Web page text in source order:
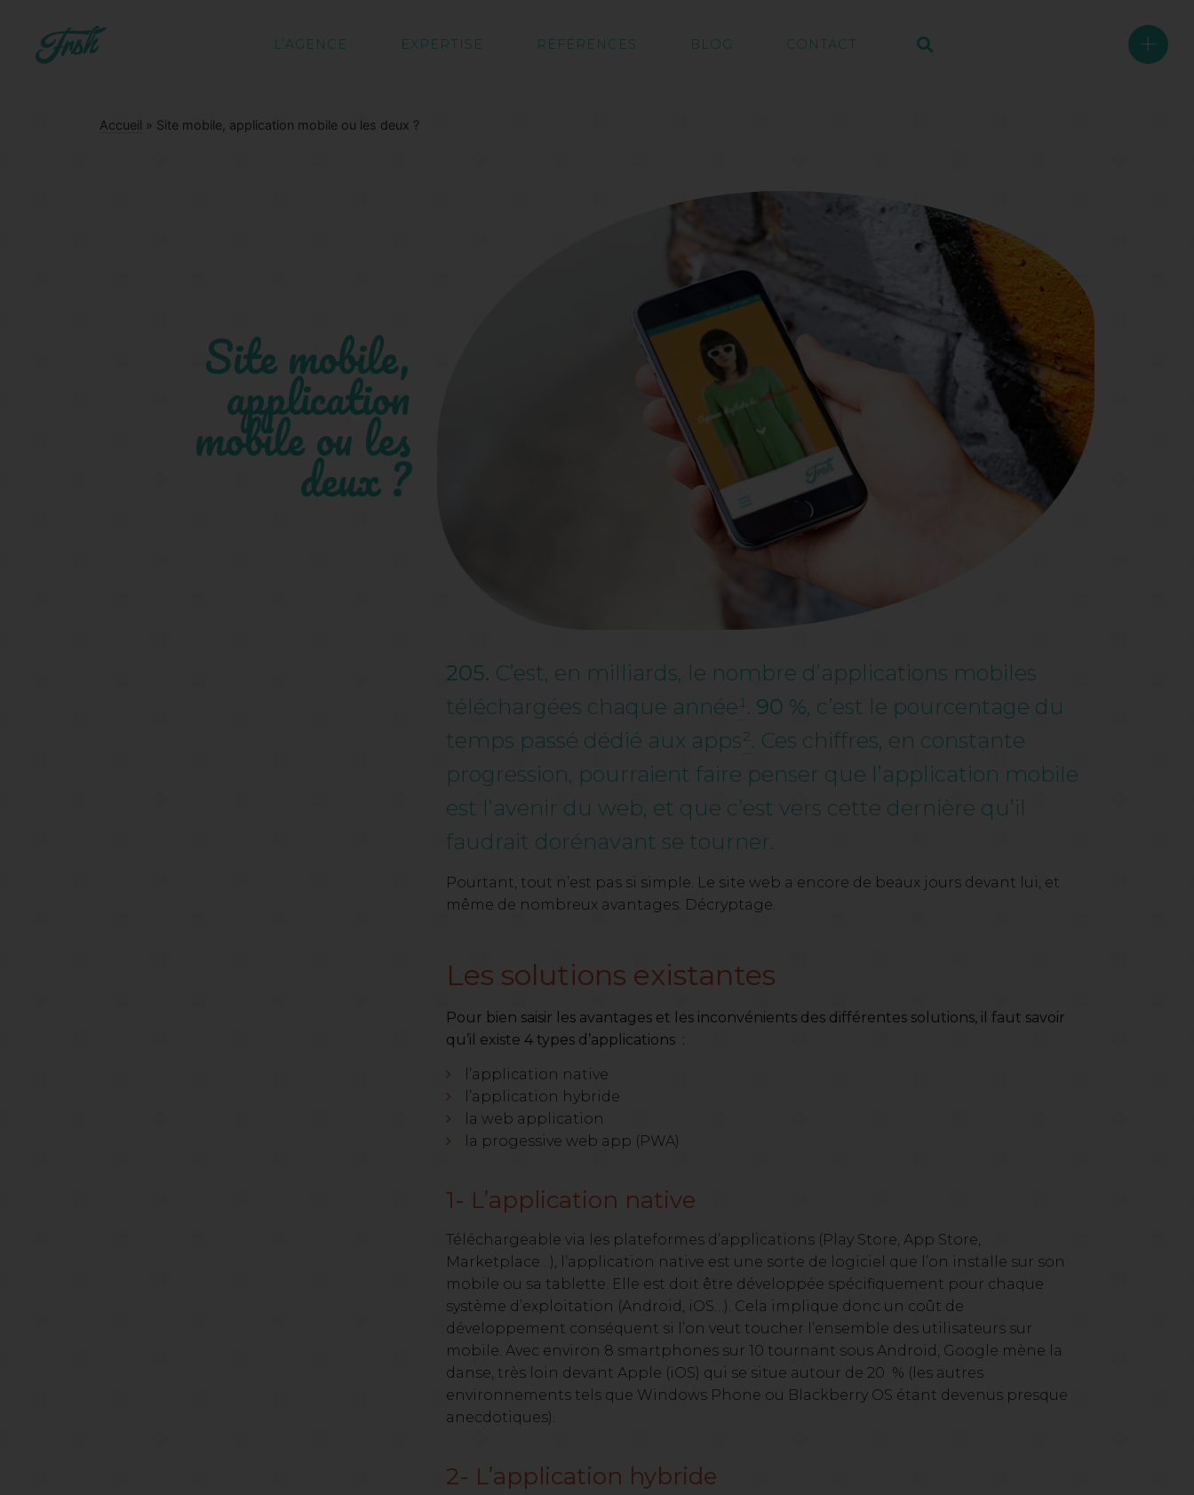
L’AGENCE EXPERTISE RÉFÉRENCES BLOG CONTACT +
Accueil » Site mobile, application mobile ou les deux ?
Site mobile,
application
mobile ou les
deux ?
205. C’est, en milliards, le nombre d’applications mobiles
téléchargées chaque année¹. 90 %, c’est le pourcentage du
temps passé dédié aux apps². Ces chiffres, en constante
progression, pourraient faire penser que l’application mobile
est l’avenir du web, et que c’est vers cette dernière qu’il
faudrait dorénavant se tourner.
Pourtant, tout n’est pas si simple. Le site web a encore de beaux jours devant lui, et
même de nombreux avantages. Décryptage.
Les solutions existantes
Pour bien saisir les avantages et les inconvénients des différentes solutions, il faut savoir
qu’il existe 4 types d’applications :
l’application native
l’application hybride
la web application
la progessive web app (PWA)
1- L’application native
Téléchargeable via les plateformes d’applications (Play Store, App Store,
Marketplace…), l’application native est une sorte de logiciel que l’on installe sur son
mobile ou sa tablette. Elle est doit être développée spécifiquement pour chaque
système d’exploitation (Android, iOS…). Cela implique donc un coût de
développement conséquent si l’on veut toucher l’ensemble des utilisateurs sur
mobile. Avec environ 8 smartphones sur 10 tournant sous Android, Google mène la
danse, très loin devant Apple (iOS) qui se situe autour de 20 % (les autres
environnements tels que Windows Phone ou Blackberry OS étant devenus presque
anecdotiques).
2- L’application hybride